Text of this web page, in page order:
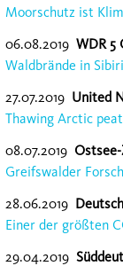
Moorschutz ist
06.08.2019 WDR 5
Waldbrände in
27.07.2019 United
Thawing Arctic
08.07.2019
Greifswalder
28.06.2019
Einer der größten
29.04.2019